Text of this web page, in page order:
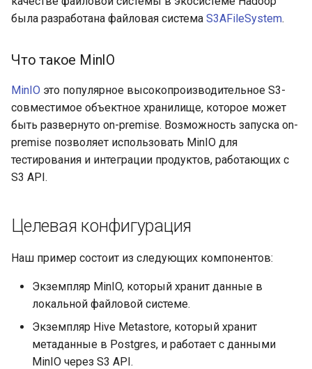
была разработана файловая система S3AFileSystem.
Что такое MinIO
MinIO это популярное высокопроизводительное S3-
совместимое объектное хранилище, которое может
быть развернуто on-premise. Возможность запуска on-
premise позволяет использовать MinIO для
тестирования и интеграции продуктов, работающих с
S3 API.
Целевая конфигурация
Наш пример состоит из следующих компонентов:
Экземпляр MinIO, который хранит данные в
локальной файловой системе.
Экземпляр Hive Metastore, который хранит
метаданные в Postgres, и работает с данными
MinIO через S3 API.